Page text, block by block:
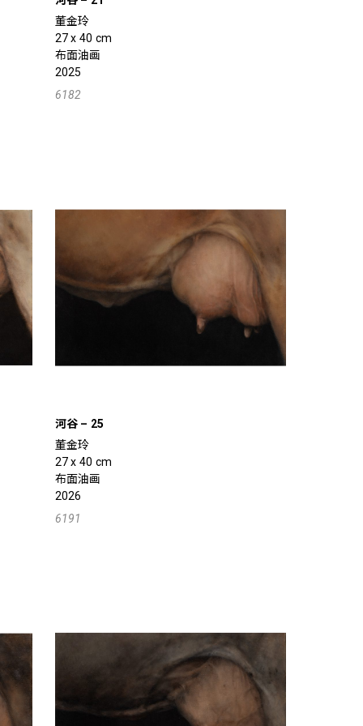
董金玲
27 x 40 cm
布面油画
2025
6182
河谷 – 25
董金玲
27 x 40 cm
布面油画
2026
6191